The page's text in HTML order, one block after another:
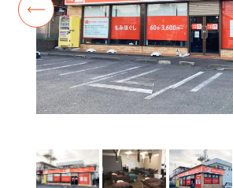
応募する
りらくるサイト